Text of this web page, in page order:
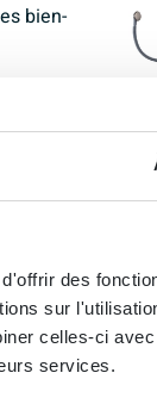
des
sur
celles-ci
services.
bien-
une
le
un